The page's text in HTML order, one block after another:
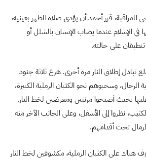
المراقبة، قرر أحمد أن يؤدي صلاة الظهر بعينيه،
في الإسلام عندما يصاب الإنسان بالشلل أو
على حالته.
إطلاق النار مرة أخرى. هرع ثلاثة جنود
الرجال، وسحبوهم نحو الكثبان الرملية الكبيرة،
بحيث أصبحوا مرئيين ومعرضين لخط النار.
نظروا إلى الأسفل، وعلى الجانب الآخر منه
تحت أقدامهم.
هناك على الكثبان الرملية، مكشوفين لخط النار